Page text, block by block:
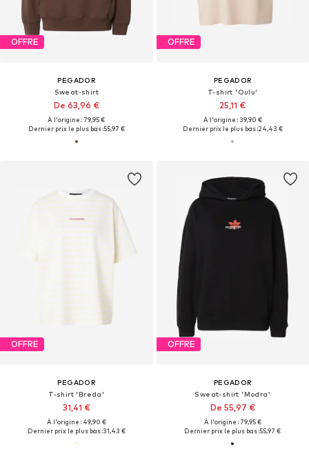
OFFRE
PEGADOR
Sweat-shirt
De 63,96 €
À l'origine : 79,95 €
Dernier prix le plus bas :55,97 €
OFFRE
PEGADOR
T-shirt 'Oulu'
25,11 €
À l'origine : 39,90 €
Dernier prix le plus bas :24,43 €
OFFRE
PEGADOR
T-shirt 'Breda'
31,41 €
À l'origine : 49,90 €
Dernier prix le plus bas :31,43 €
OFFRE
PEGADOR
Sweat-shirt 'Modra'
De 55,97 €
À l'origine : 79,95 €
Dernier prix le plus bas :55,97 €